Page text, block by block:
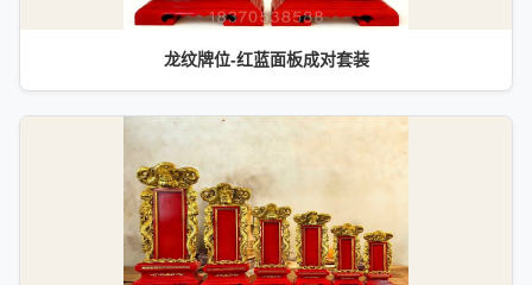
龙纹牌位-红蓝面板成对套装